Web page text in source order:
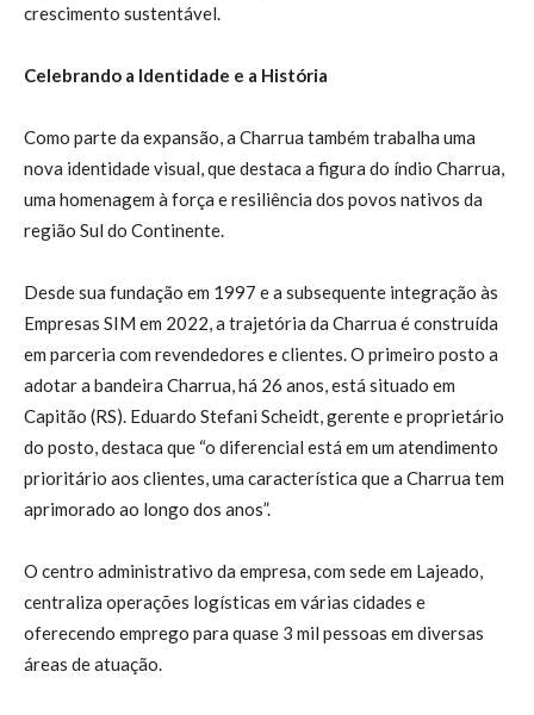
crescimento sustentável.
Celebrando a Identidade e a História
Como parte da expansão, a Charrua também trabalha uma
nova identidade visual, que destaca a figura do índio Charrua,
uma homenagem à força e resiliência dos povos nativos da
região Sul do Continente.
Desde sua fundação em 1997 e a subsequente integração às
Empresas SIM em 2022, a trajetória da Charrua é construída
em parceria com revendedores e clientes. O primeiro posto a
adotar a bandeira Charrua, há 26 anos, está situado em
Capitão (RS). Eduardo Stefani Scheidt, gerente e proprietário
do posto, destaca que “o diferencial está em um atendimento
prioritário aos clientes, uma característica que a Charrua tem
aprimorado ao longo dos anos”.
O centro administrativo da empresa, com sede em Lajeado,
centraliza operações logísticas em várias cidades e
oferecendo emprego para quase 3 mil pessoas em diversas
áreas de atuação.